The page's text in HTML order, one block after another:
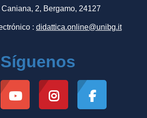
2, Bergamo, 24127
: didattica.online@unibg.it
Síguenos